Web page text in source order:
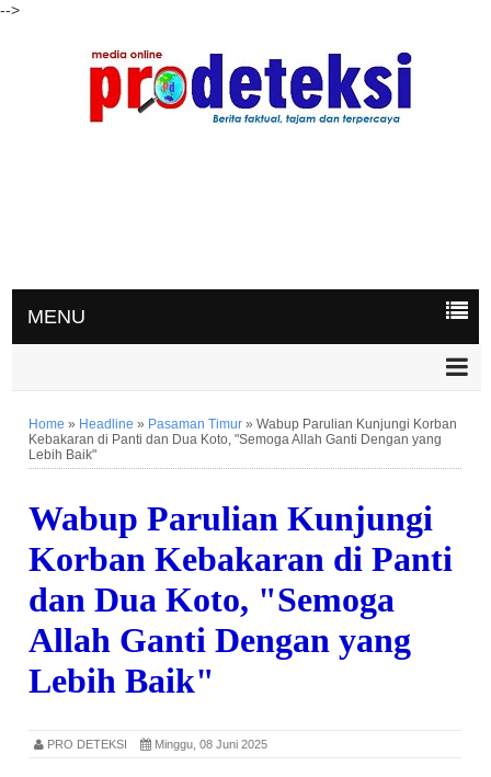
-->
MENU
Home » Headline » Pasaman Timur »Wabup Parulian Kunjungi Korban
Kebakaran di Panti dan Dua Koto, "Semoga Allah Ganti Dengan yang
Lebih Baik"
Wabup Parulian Kunjungi
Korban Kebakaran di Panti
dan Dua Koto, "Semoga
Allah Ganti Dengan yang
Lebih Baik"
PRO DETEKSI Minggu, 08 Juni 2025